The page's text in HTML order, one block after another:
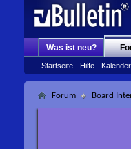
Was ist neu?
Startseite Hilfe Kalender
Forum Board